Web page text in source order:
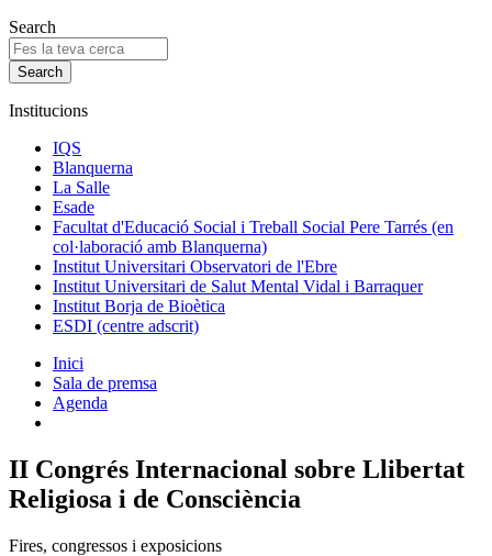
Search
Institucions
IQS
Blanquerna
La Salle
Esade
Facultat d'Educació Social i Treball Social Pere Tarrés (en
col·laboració amb Blanquerna)
Institut Universitari Observatori de l'Ebre
Institut Universitari de Salut Mental Vidal i Barraquer
Institut Borja de Bioètica
ESDI (centre adscrit)
Inici
Sala de premsa
Agenda
II Congrés Internacional sobre Llibertat
Religiosa i de Consciència
Fires, congressos i exposicions